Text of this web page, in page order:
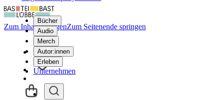
Bücher
Audio
Merch
Autor:innen
Erleben
Unternehmen
Zum Inhalt springenZum Seitenende springen